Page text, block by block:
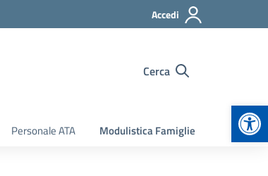
Accedi
Cerca
Personale ATA Modulistica Famiglie